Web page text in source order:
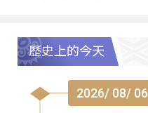
歷史上的今天
2026/ 08/ 06